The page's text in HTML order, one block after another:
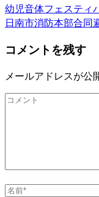
投
稿
ナ
ビ
ゲ
幼児音体フェスティ
日南市消防本部合同
コメントを残す
メールアドレスが公
コ
名